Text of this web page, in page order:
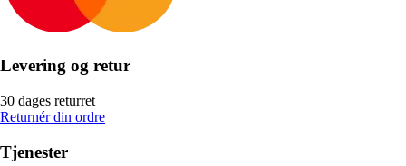
Levering og retur
30 dages returret
Returnér din ordre
Tjenester